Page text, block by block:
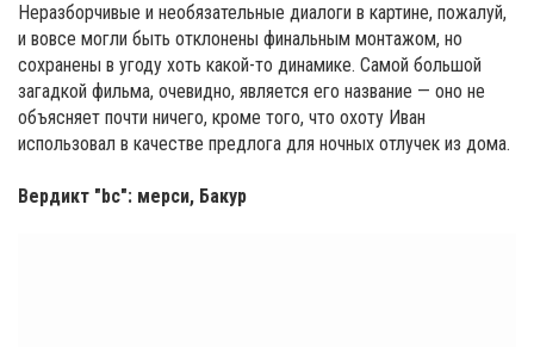
Неразборчивые и необязательные диалоги в картине, пожалуй,
и вовсе могли быть отклонены финальным монтажом, но
сохранены в угоду хоть какой-то динамике. Самой большой
загадкой фильма, очевидно, является его название — оно не
объясняет почти ничего, кроме того, что охоту Иван
использовал в качестве предлога для ночных отлучек из дома.
Вердикт "bc": мерси, Бакур